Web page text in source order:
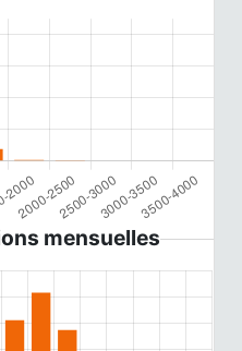
mensuelles